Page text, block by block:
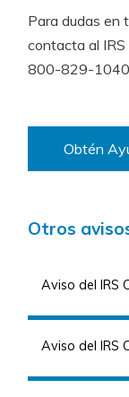
Para dudas en
contacta al IRS
800-829-
Obtén
Otros
Aviso del IRS
Aviso del IRS